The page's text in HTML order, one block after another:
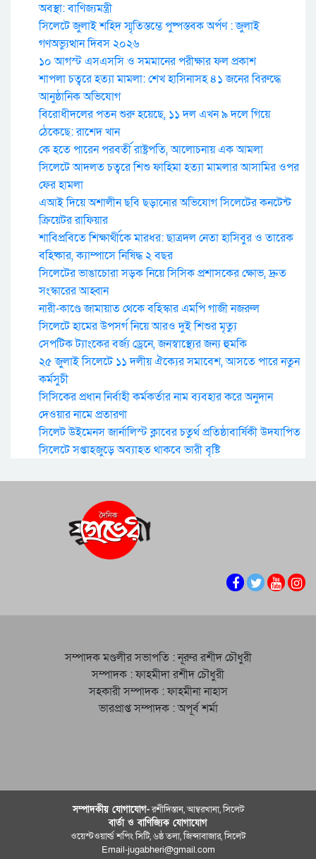
অবস্থা: বাণিজ্যমন্ত্রী
সিলেটে জুলাই শহিদ স্মৃতিস্তম্ভে পুষ্পস্তবক অর্পণ : জুলাই
গণঅভ্যুত্থান দিবস ২০২৬
১০ আগস্ট এসএসসি ও সমমানের পরীক্ষার ফল প্রকাশ
শাপলা চত্বরে হত্যা মামলা: শেখ হাসিনাসহ ৪১ জনের বিরুদ্ধে
আনুষ্ঠানিক অভিযোগ
বিরোধীদলের পতন শুরু হয়েছে, ১১ দল এখন ৯ দলে গিয়ে
ঠেকেছে: রাশেদ খান
কে হতে পারেন পরবর্তী রাষ্ট্রপতি, আলোচনায় এক আমলা
সিলেটে আদলত চত্বরে শিশু ফাহিমা হত্যা মামলার আসামির ওপর
ফের হামলা
এআই দিয়ে অশালীন ছবি ছড়ানোর অভিযোগ সিলেটের কনটেন্ট
ক্রিয়েটর রাফিয়ার
শাবিপ্রবিতে শিক্ষার্থীকে মারধর: ছাত্রদল নেতা হাসিবুর ও তারেক
বহিষ্কার, ক্যাম্পাসে নিষিদ্ধ ২ বছর
সিলেটের ভাঙাচোরা সড়ক নিয়ে সিসিক প্রশাসকের ক্ষোভ, দ্রুত
সংস্কারের আহ্বান
নারী-কাণ্ডে জামায়াত থেকে বহিস্কার এমপি গাজী নজরুল
সিলেটে হামের উপসর্গ নিয়ে আরও দুই শিশুর মৃত্যু
সেপটিক ট্যাংকের বর্জ্য ড্রেনে, জনস্বাস্থ্যের জন্য হুমকি
২৫ জুলাই সিলেটে ১১ দলীয় ঐক্যের সমাবেশ, আসতে পারে নতুন
কর্মসুচী
সিসিকের প্রধান নির্বাহী কর্মকর্তার নাম ব্যবহার করে অনুদান
দেওয়ার নামে প্রতারণা
সিলেট উইমেনস জার্নালিস্ট ক্লাবের চতুর্থ প্রতিষ্ঠাবার্ষিকী উদযাপিত
সিলেটে সপ্তাহজুড়ে অব্যাহত থাকবে ভারী বৃষ্টি
সম্পাদক মণ্ডলীর সভাপতি : নূরুর রশীদ চৌধুরী
সম্পাদক : ফাহমীদা রশীদ চৌধুরী
সহকারী সম্পাদক : ফাহমীনা নাহাস
ভারপ্রাপ্ত সম্পাদক : অপূর্ব শর্মা
সম্পাদকীয় যােগাযোগ-রশীদিস্তান, আম্বরখানা, সিলেট
বার্তা ও বাণিজ্যিক যোগাযােগ
ওয়েস্টওয়ার্ল্ড শপিং সিটি, ৬ষ্ঠ তলা, জিন্দাবাজার, সিলেট
Email-jugabheri@gmail.com